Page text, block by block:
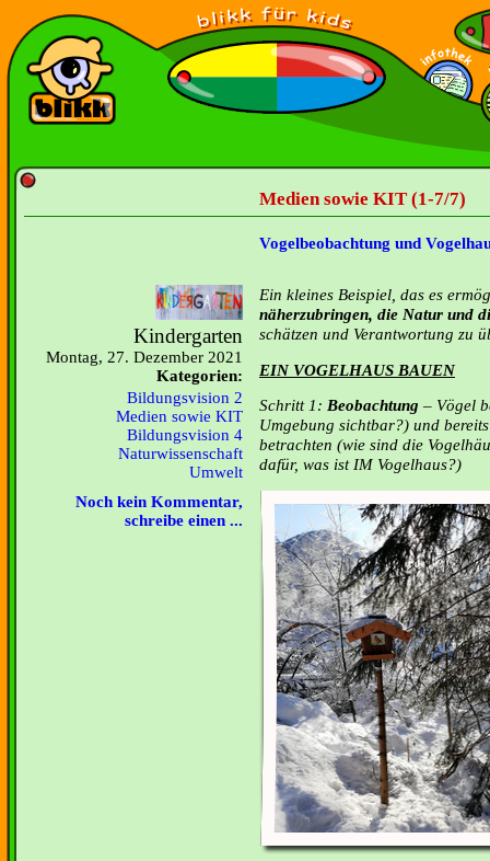
Medien sowie KIT (1-7/7)
Vogelbeobachtung und
Kindergarten
Montag, 27. Dezember 2021
Kategorien:
Bildungsvision 2
Medien sowie KIT
Bildungsvision 4
Naturwissenschaft
Umwelt
Noch kein Kommentar,
schreibe einen ...
Ein kleines Beispiel, das es
näherzubringen, die Natur und
schätzen und Verantwortung zu
EIN VOGELHAUS BAUEN
Schritt 1: Beobachtung – Vögel
Umgebung sichtbar?) und
betrachten (wie sind die
dafür, was ist IM Vogelhaus?)